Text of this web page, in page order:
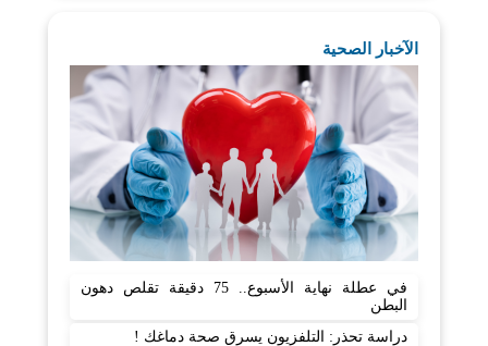
الآخبار الصحية
في عطلة نهاية الأسبوع.. 75 دقيقة تقلص دهون
البطن
دراسة تحذر: التلفزيون يسرق صحة دماغك !